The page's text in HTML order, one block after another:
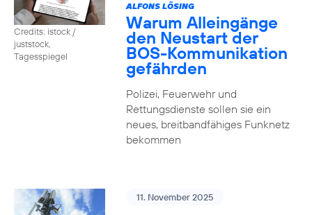
Credits: istock /
juststock,
Tagesspiegel
ALFONS LÖSING
Warum Alleingänge
den Neustart der
BOS-Kommunikation
gefährden
Polizei, Feuerwehr und
Rettungsdienste sollen sie ein
neues, breitbandfähiges Funknetz
bekommen
11. November 2025